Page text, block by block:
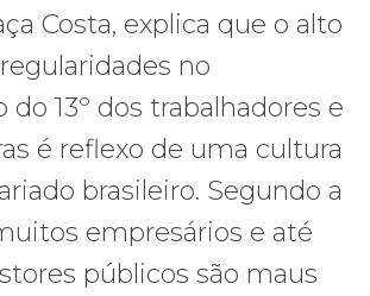
Costa, explica que o alto
no
13º dos trabalhadores e
é reflexo de uma cultura
brasileiro. Segundo a
empresários e até
públicos são maus